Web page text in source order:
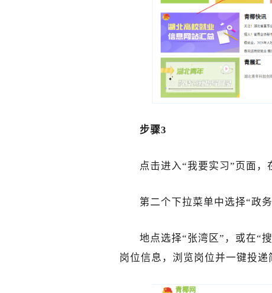
步骤3
点击进入“我要实习”页面
第二个下拉菜单中选择“政
地点选择“张湾区”，或在“
岗位信息，浏览岗位并一键投递